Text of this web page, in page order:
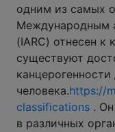
одним из самых
Международным
(IARC) отнесен к
существуют
канцерогенности
человека.https://
classifications .
в различных